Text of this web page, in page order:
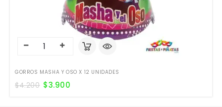
GORROS MASHA Y OSO X 12 UNIDADES
$4.200 $3.900